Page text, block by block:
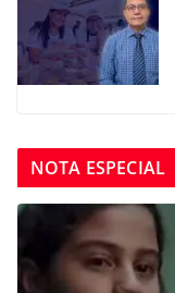
NOTA ESPECIAL